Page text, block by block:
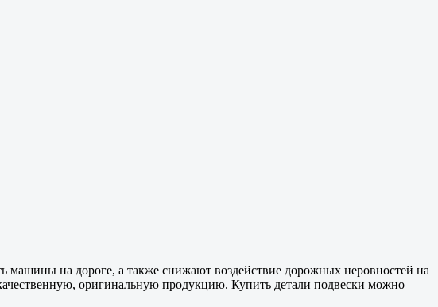
машины на дороге, а также снижают воздействие дорожных неровностей на
оригинальную продукцию. Купить детали подвески можно